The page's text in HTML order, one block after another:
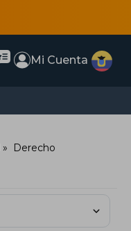
Mi Cuenta
Derecho